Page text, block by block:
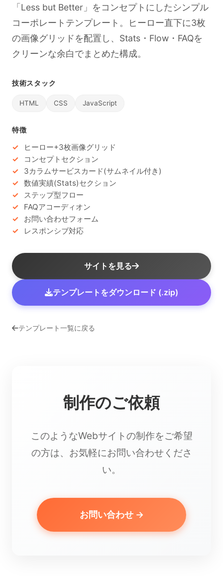
「Less but Better」をコンセプトにしたシンプル
コーポレートテンプレート。ヒーロー直下に3枚
の画像グリッドを配置し、Stats・Flow・FAQを
クリーンな余白でまとめた構成。
技術スタック
HTML CSS JavaScript
特徴
ヒーロー+3枚画像グリッド
コンセプトセクション
3カラムサービスカード(サムネイル付き)
数値実績(Stats)セクション
ステップ型フロー
FAQアコーディオン
お問い合わせフォーム
レスポンシブ対応
サイトを見る
テンプレートをダウンロード (.zip)
テンプレート一覧に戻る
制作のご依頼
このようなWebサイトの制作をご希望
の方は、お気軽にお問い合わせくださ
い。
お問い合わせ →